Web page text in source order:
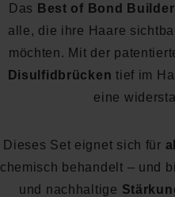
Das Best of Bond
alle, die ihre Haare
möchten. Mit der
Disulfidbrücken tief im
eine
Dieses Set eignet sich für
chemisch behandelt – und
und nachhaltige